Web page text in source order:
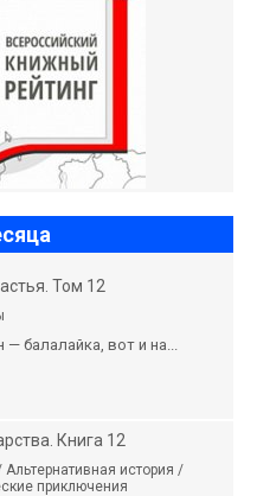
Том 12
балалайка, вот и на...
Книга 12
история /
приключения